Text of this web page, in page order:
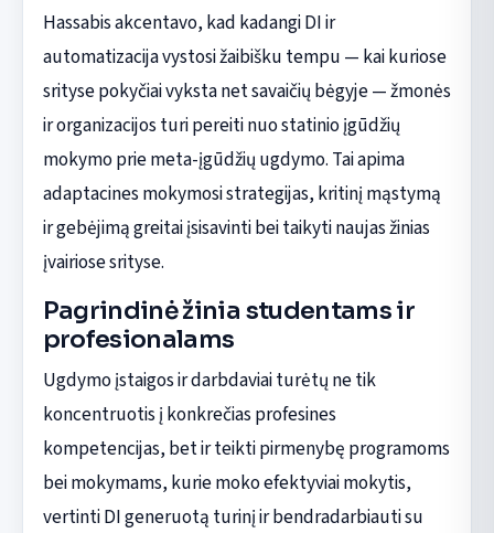
Hassabis akcentavo, kad kadangi DI ir
automatizacija vystosi žaibišku tempu — kai kuriose
srityse pokyčiai vyksta net savaičių bėgyje — žmonės
ir organizacijos turi pereiti nuo statinio įgūdžių
mokymo prie meta-įgūdžių ugdymo. Tai apima
adaptacines mokymosi strategijas, kritinį mąstymą
ir gebėjimą greitai įsisavinti bei taikyti naujas žinias
įvairiose srityse.
Pagrindinė žinia studentams ir
profesionalams
Ugdymo įstaigos ir darbdaviai turėtų ne tik
koncentruotis į konkrečias profesines
kompetencijas, bet ir teikti pirmenybę programoms
bei mokymams, kurie moko efektyviai mokytis,
vertinti DI generuotą turinį ir bendradarbiauti su